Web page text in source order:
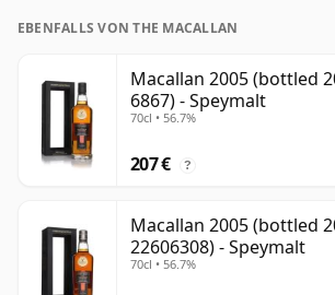
EBENFALLS VON THE MACALLAN
Macallan 2005 (bottled
6867) - Speymalt
70cl • 56.7%
207 € ?
Macallan 2005 (bottled
22606308) - Speymalt
70cl • 56.7%